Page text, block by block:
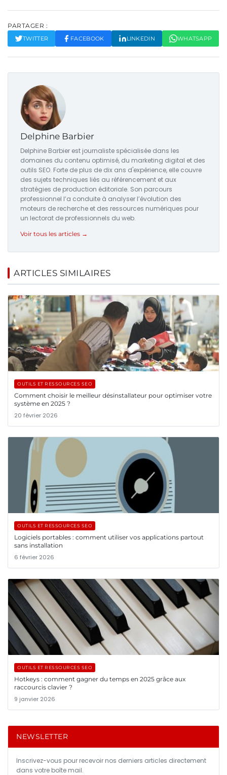
PARTAGER :
TWITTER FACEBOOK LINKEDIN WHATSAPP
Delphine Barbier
Delphine Barbier est journaliste spécialisée dans les
domaines du contenu optimisé, du marketing digital et des
outils SEO. Forte de plus de dix ans d'expérience, elle couvre
des sujets techniques liés au référencement et aux
stratégies de production éditoriale. Son parcours
professionnel l’a conduite à analyser l’évolution des
moteurs de recherche et des ressources numériques pour
un lectorat de professionnels du web.
Voir tous les articles →
ARTICLES SIMILAIRES
OUTILS ET RESSOURCES SEO
Comment choisir le meilleur désinstallateur pour optimiser votre
système en 2025 ?
20 février 2026
OUTILS ET RESSOURCES SEO
Logiciels portables : comment utiliser vos applications partout
sans installation
6 février 2026
OUTILS ET RESSOURCES SEO
Hotkeys : comment gagner du temps en 2025 grâce aux
raccourcis clavier ?
9 janvier 2026
NEWSLETTER
Inscrivez-vous pour recevoir nos derniers articles directement
dans votre boîte mail.